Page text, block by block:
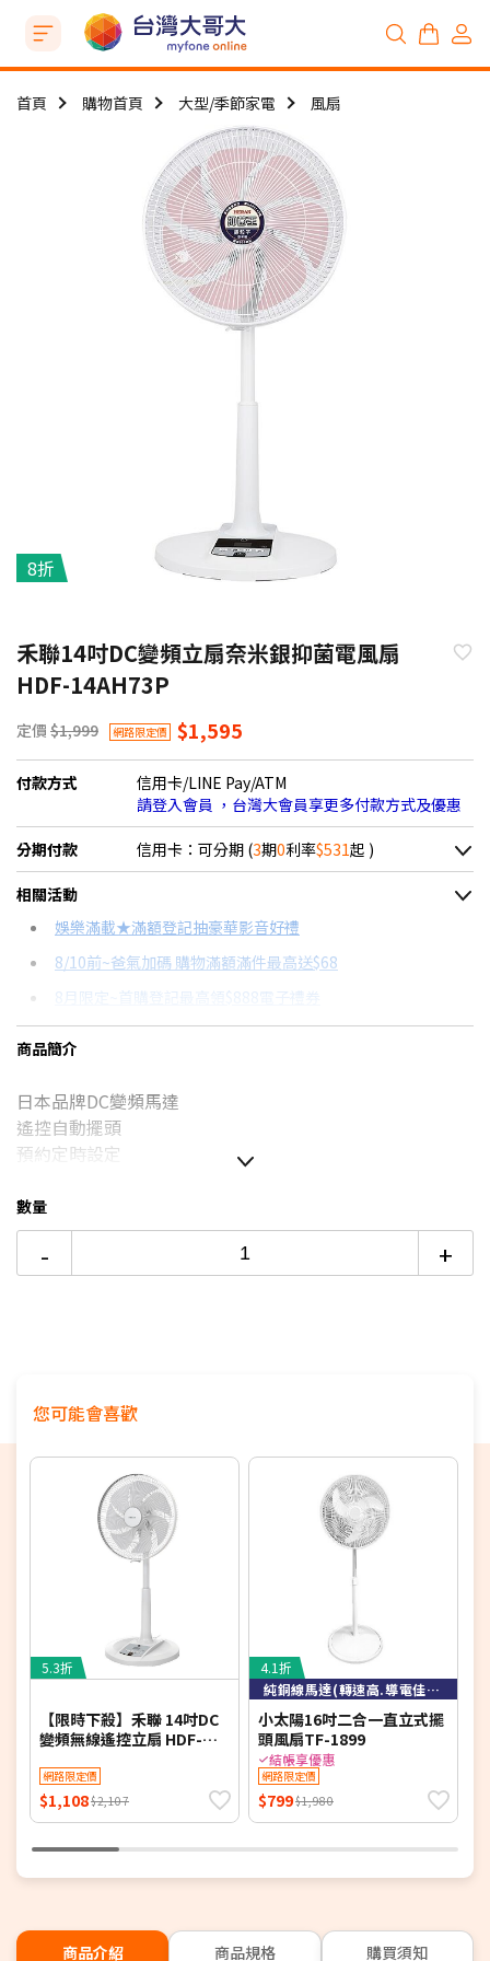
首頁 購物首頁 大型/季節家電 風扇
8折
禾聯14吋DC變頻立扇奈米銀抑菌電風扇
HDF-14AH73P
定價 $1,999 網路限定價 $1,595
付款方式
信用卡/LINE Pay/ATM
請登入會員 ，台灣大會員享更多付款方式及優惠
分期付款 信用卡：可分期 (3期0利率$531起 )
＊實際可分期數、適用利率，請以購物車顯示為主
信用卡分期
分期數
12期
24期
每期金額 配合銀行/業者
相關活動
娛樂滿載★滿額登記抽豪華影音好禮
8/10前~爸氣加碼 購物滿額滿件最高送$68
8月限定~首購登記最高領$888電子禮券
台灣大哥大Open Possible聯名卡滿額最高回饋25%
DC與AC風扇有什麼不同？→點我看達人教你買
商品簡介
日本品牌DC變頻馬達
遙控自動擺頭
預約定時設定
本商品僅含運送到府而已，不含樓層
偏遠地區及外島不送！
本商品正常為3至7個工作天會以電話或簡訊聯絡後續配送時
間
★電視如需加購到府安裝服務，請備注在訂單中，收到訂單
※如商品標題掛有【預購】字樣，都將依照預購日期，以訂
單順序陸續出貨，如遇原廠供貨延遲，將會再另外發送簡訊
若您同意以上約定事項再行下單，謝謝。
數量
- +
您可能會喜歡
5.3折
【限時下殺】禾聯 14吋DC
變頻無線遙控立扇 HDF-
14AH770/HDF-14AH780)
網路限定價
$1,108$2,107
4.1折
純銅線馬達(轉速高.導電佳.散熱快)
小太陽16吋二合一直立式擺
頭風扇TF-1899
結帳享優惠
網路限定價
$799$1,980
商品介紹 商品規格 購買須知